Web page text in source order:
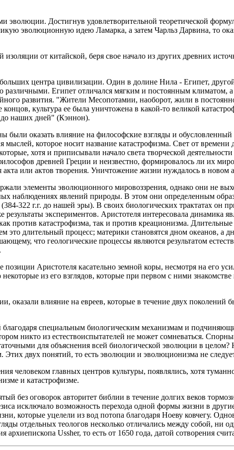
эволюции. Достигнув удовлетворительной теоретической
эволюционную идею Ламарка, а затем Чарльз Дарвина, то
изоляции от китайской, беря свое начало из других древних
центра цивилизации. Один в долине Нила - Египет,
Египет отличался мягким и постоянным климатом,
развития. "Жители Месопотамии, наоборот, жили в
культура ее была уничтожена в какой-то великой
до наших дней" (Кэннон).
оказать влияние на философские взгляды и
мыслей, которое носит название катастрофизма. Свет от
хотя и приписывали начало света творческой
древней Греции и неизвестно, формировалось ли их
или актов творения. Уничтожение жизни нуждалось в новом
элементы эволюционного мировоззрения, однако они не
наблюдениях явлений природы. В этом они определенным
322 г.г. до нашей эры). В своих биологических трактатах он
экспериментов. Аристотеля интересовала динамика
против катастрофизма, так и против креационизма.
это длительный процесс; материки становятся дном океанов, а
что геологические процессы являются результатом
Аристотеля касательно земной коры, несмотря на его
из его взглядов, которые при первом с ними
оказали влияние на евреев, которые в течение двух поколений
специальным биологическим механизмам и
никто из естествоиспытателей не может сомневаться.
для объяснения всей биологической эволюции в целом?
двух понятий, то есть эволюции и эволюционизма не
человеком главных центров культуры, появлялись, хотя
и катастрофизме.
без оговорок авторитет библии в течение долгих веков
исключало возможность перехода одной формы жизни в
которые уцелели из вод потопа благодаря Ноеву ковчегу.
отдельных теологов несколько отличались между собой, ни
Ussher, то есть от 1650 года, датой сотворения